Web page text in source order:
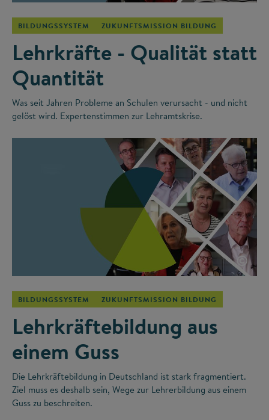
BILDUNGSSYSTEM ZUKUNFTSMISSION BILDUNG
Lehrkräfte - Qualität statt
Quantität
Was seit Jahren Probleme an Schulen verursacht - und nicht
gelöst wird. Expertenstimmen zur Lehramtskrise.
©
BILDUNGSSYSTEM ZUKUNFTSMISSION BILDUNG
Lehrkräftebildung aus
einem Guss
Die Lehrkräftebildung in Deutschland ist stark fragmentiert.
Ziel muss es deshalb sein, Wege zur Lehrerbildung aus einem
Guss zu beschreiten.